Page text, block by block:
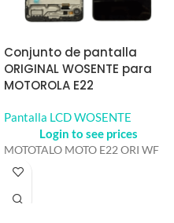
Conjunto de pantalla
ORIGINAL WOSENTE para
MOTOROLA E22
Pantalla LCD WOSENTE
Login to see prices
MOTOTALO MOTO E22 ORI WF